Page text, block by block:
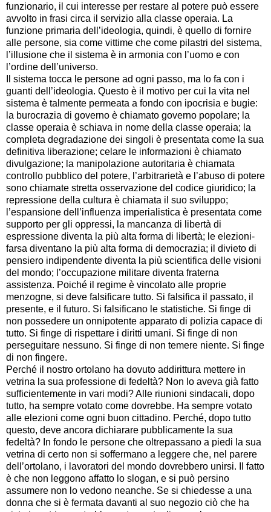
funzionario, il cui interesse per restare al potere può essere
avvolto in frasi circa il servizio alla classe operaia. La
funzione primaria dell’ideologia, quindi, è quello di fornire
alle persone, sia come vittime che come pilastri del sistema,
l’illusione che il sistema è in armonia con l’uomo e con
l’ordine dell’universo.
Il sistema tocca le persone ad ogni passo, ma lo fa con i
guanti dell’ideologia. Questo è il motivo per cui la vita nel
sistema è talmente permeata a fondo con ipocrisia e bugie:
la burocrazia di governo è chiamato governo popolare; la
classe operaia è schiava in nome della classe operaia; la
completa degradazione dei singoli è presentata come la sua
definitiva liberazione; celare le informazioni è chiamato
divulgazione; la manipolazione autoritaria è chiamata
controllo pubblico del potere, l’arbitrarietà e l’abuso di potere
sono chiamate stretta osservazione del codice giuridico; la
repressione della cultura è chiamata il suo sviluppo;
l’espansione dell’influenza imperialistica è presentata come
supporto per gli oppressi, la mancanza di libertà di
espressione diventa la più alta forma di libertà; le elezioni-
farsa diventano la più alta forma di democrazia; il divieto di
pensiero indipendente diventa la più scientifica delle visioni
del mondo; l’occupazione militare diventa fraterna
assistenza. Poiché il regime è vincolato alle proprie
menzogne, si deve falsificare tutto. Si falsifica il passato, il
presente, e il futuro. Si falsificano le statistiche. Si finge di
non possedere un onnipotente apparato di polizia capace di
tutto. Si finge di rispettare i diritti umani. Si finge di non
perseguitare nessuno. Si finge di non temere niente. Si finge
di non fingere.
Perché il nostro ortolano ha dovuto addirittura mettere in
vetrina la sua professione di fedeltà? Non lo aveva già fatto
sufficientemente in vari modi? Alle riunioni sindacali, dopo
tutto, ha sempre votato come dovrebbe. Ha sempre votato
alle elezioni come ogni buon cittadino. Perché, dopo tutto
questo, deve ancora dichiarare pubblicamente la sua
fedeltà? In fondo le persone che oltrepassano a piedi la sua
vetrina di certo non si soffermano a leggere che, nel parere
dell’ortolano, i lavoratori del mondo dovrebbero unirsi. Il fatto
è che non leggono affatto lo slogan, e si può persino
assumere non lo vedono neanche. Se si chiedesse a una
donna che si è fermata davanti al suo negozio ciò che ha